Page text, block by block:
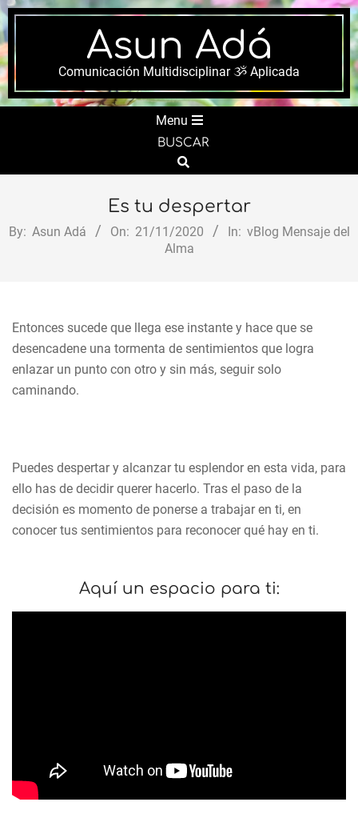
Skip
to
content
Asun Adá
Comunicación Multidisciplinar ૐ Aplicada
Menu
BUSCAR
Search
Es tu despertar
By: Asun Adá On: 21/11/2020 In: vBlog Mensaje del
Alma
Entonces sucede que llega ese instante y hace que se
desencadene una tormenta de sentimientos que logra
enlazar un punto con otro y sin más, seguir solo
caminando.
Puedes despertar y alcanzar tu esplendor en esta vida, para
ello has de decidir querer hacerlo. Tras el paso de la
decisión es momento de ponerse a trabajar en ti, en
conocer tus sentimientos para reconocer qué hay en ti.
Aquí un espacio para ti: